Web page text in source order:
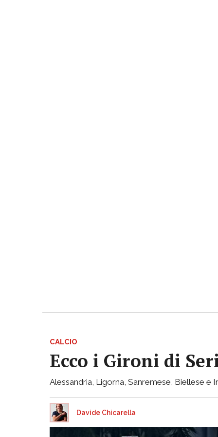
CALCIO
Ecco i Gironi di
Alessandria, Ligorna, Sanremese, Biellese e
Davide Chicarella